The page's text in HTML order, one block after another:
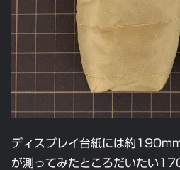
ディスプレイ台紙には約
が測ってみたところだいたい